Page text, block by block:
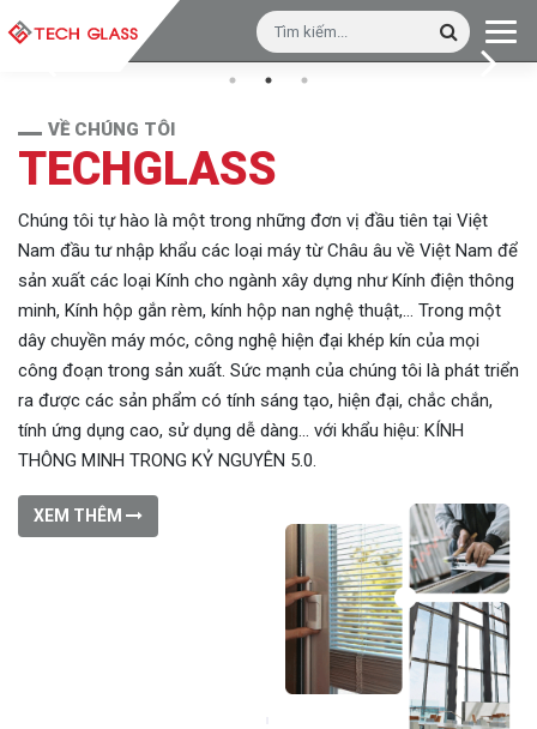
VỀ CHÚNG TÔI
TECHGLASS
Chúng tôi tự hào là một trong những đơn vị đầu tiên tại Việt
Nam đầu tư nhập khẩu các loại máy từ Châu âu về Việt Nam để
sản xuất các loại Kính cho ngành xây dựng như Kính điện thông
minh, Kính hộp gắn rèm, kính hộp nan nghệ thuật,… Trong một
dây chuyền máy móc, công nghệ hiện đại khép kín của mọi
công đoạn trong sản xuất. Sức mạnh của chúng tôi là phát triển
ra được các sản phẩm có tính sáng tạo, hiện đại, chắc chắn,
tính ứng dụng cao, sử dụng dễ dàng… với khẩu hiệu: KÍNH
THÔNG MINH TRONG KỶ NGUYÊN 5.0.
XEM THÊM